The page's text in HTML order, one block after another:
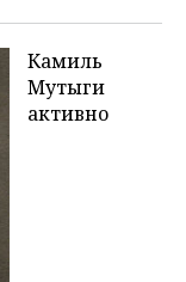
Камиль
Мутыги
активно